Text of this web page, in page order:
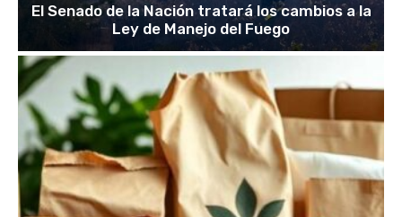
El Senado de la Nación tratará los cambios a la
Ley de Manejo del Fuego